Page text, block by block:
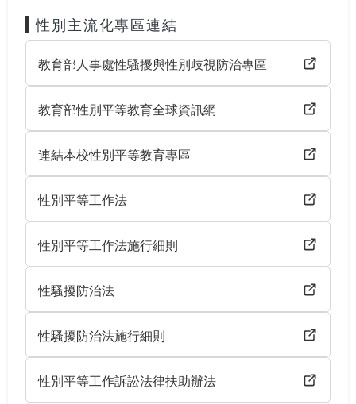
性別主流化專區連結
教育部人事處性騷擾與性別歧視防治專區
教育部性別平等教育全球資訊網
連結本校性別平等教育專區
性別平等工作法
性別平等工作法施行細則
性騷擾防治法
性騷擾防治法施行細則
性別平等工作訴訟法律扶助辦法